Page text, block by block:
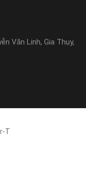
Văn Linh, Gia Thụy,
T